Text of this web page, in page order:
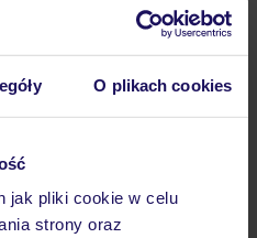
O plikach cookies
jak pliki cookie w celu
strony oraz
30 lat w